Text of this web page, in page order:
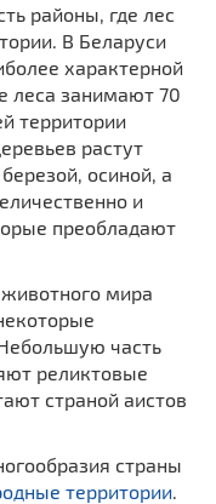
районы, где лес
В Беларуси
характерной
леса занимают 70
территории
растут
осиной, а
и
преобладают
мира
часть
реликтовые
страной аистов
страны
территории